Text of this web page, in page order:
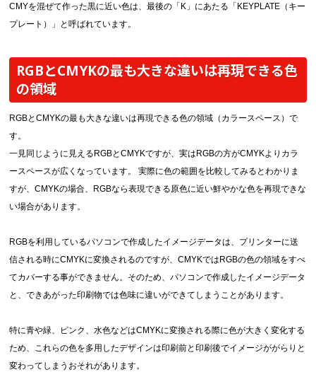
CMYを混ぜて作った黒に近い色は、最後の「K」にあたる「KEYPLATE（キー
プレート）」と呼ばれています。
RGBとCMYKの最も大きな違いは再現できる色
の領域
RGBとCMYKの最も大きな違いは再現できる色の領域（カラースペース）で
す。
一見同じように見えるRGBとCMYKですが、実はRGBの方がCMYKよりカラ
ースペースが広くなっています。 実際に色の範囲を比較してみるとわかりま
すが、CMYKの場合、RGBなら表現できる原色に近い鮮やかな色を再現できな
い場合があります。
RGBを利用しているパソコンで作成したイメージデータは、プリンターに送
信される時にCMYKに変換されるのですが、CMYKではRGBの色の領域をすべ
てカバーする事ができません。そのため、パソコンで作成したイメージデータ
と、できあがった印刷物では色味に違いができてしまうことがあります。
特に青や緑、ピンク、水色などはCMYKに変換される際に色が大きく変化する
ため、これらの色を多用したデザインは印刷前と印刷後でイメージががらりと
変わってしまうおそれがあります。